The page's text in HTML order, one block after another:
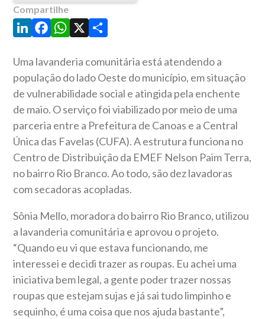
Compartilhe
LinkedIn
Facebook
WhatsApp
X Share
Uma lavanderia comunitária está atendendo a
população do lado Oeste do município, em situação
de vulnerabilidade social e atingida pela enchente
de maio. O serviço foi viabilizado por meio de uma
parceria entre a Prefeitura de Canoas e a Central
Única das Favelas (CUFA). A estrutura funciona no
Centro de Distribuição da EMEF Nelson Paim Terra,
no bairro Rio Branco. Ao todo, são dez lavadoras
com secadoras acopladas.
Sônia Mello, moradora do bairro Rio Branco, utilizou
a lavanderia comunitária e aprovou o projeto.
“Quando eu vi que estava funcionando, me
interessei e decidi trazer as roupas. Eu achei uma
iniciativa bem legal, a gente poder trazer nossas
roupas que estejam sujas e já sai tudo limpinho e
sequinho, é uma coisa que nos ajuda bastante”,